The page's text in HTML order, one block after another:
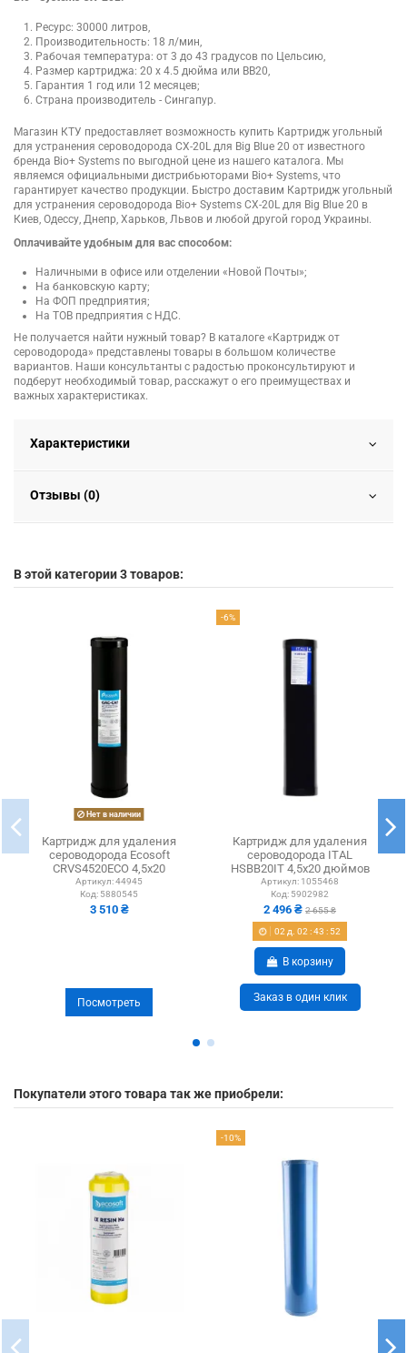
Ресурс: 30000 литров,
Производительность: 18 л/мин,
Рабочая температура: от 3 до 43 градусов по Цельсию,
Размер картриджа: 20 х 4.5 дюйма или ВВ20,
Гарантия 1 год или 12 месяцев;
Страна производитель - Сингапур.
Магазин КТУ предоставляет возможность купить Картридж угольный
для устранения сероводорода СХ-20L для Big Blue 20 от известного
бренда Bio+ Systems по выгодной цене из нашего каталога. Мы
являемся официальными дистрибьюторами Bio+ Systems, что
гарантирует качество продукции. Быстро доставим Картридж угольный
для устранения сероводорода Bio+ Systems СХ-20L для Big Blue 20 в
Киев, Одессу, Днепр, Харьков, Львов и любой другой город Украины.
Оплачивайте удобным для вас способом:
Наличными в офисе или отделении «Новой Почты»;
На банковскую карту;
На ФОП предприятия;
На ТОВ предприятия с НДС.
Не получается найти нужный товар? В каталоге «Картридж от
сероводорода» представлены товары в большом количестве
вариантов. Наши консультанты с радостью проконсультируют и
подберут необходимый товар, расскажут о его преимуществах и
важных характеристиках.
Характеристики
Отзывы (0)
В этой категории 3 товаров:
Нет в наличии
Картридж для удаления
сероводорода Ecosoft
CRVS4520ECO 4,5х20
Артикул:44945
Код: 5880545
3 510 ₴
Посмотреть
-6%
Картридж для удаления
сероводорода ITAL
HSBB20IT 4,5х20 дюймов
Артикул: 1055468
Код: 5902982
2 496 ₴ 2 655 ₴
02 д. 02 :43 : 51
В корзину
Заказ в один клик
Покупатели этого товара так же приобрели:
-10%